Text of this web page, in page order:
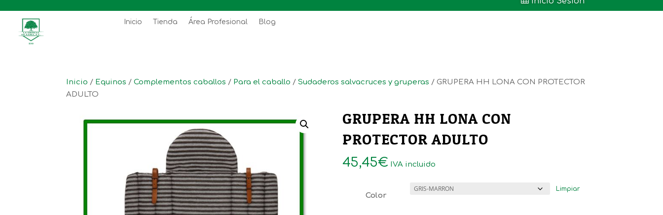
Inicio Tienda Área Profesional Blog
Inicio / Equinos /Complementos caballos / Para el caballo /Sudaderos salvacruces y gruperas / GRUPERA HH LONA CON PROTECTOR
ADULTO
GRUPERA HH LONA CON
PROTECTOR ADULTO
45,45€ IVA incluido
Color
Limpiar